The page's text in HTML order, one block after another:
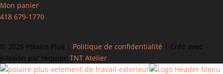
Mon panier
418 679-1770
© 2026 Polaire Plus | Politique de confidentialité
| Créé avec
passion par l’équipe TNT Atelier